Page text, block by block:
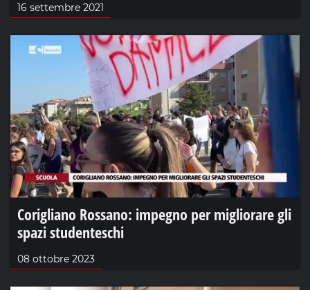
16 settembre 2021
Corigliano Rossano: impegno per migliorare gli
spazi studenteschi
08 ottobre 2023